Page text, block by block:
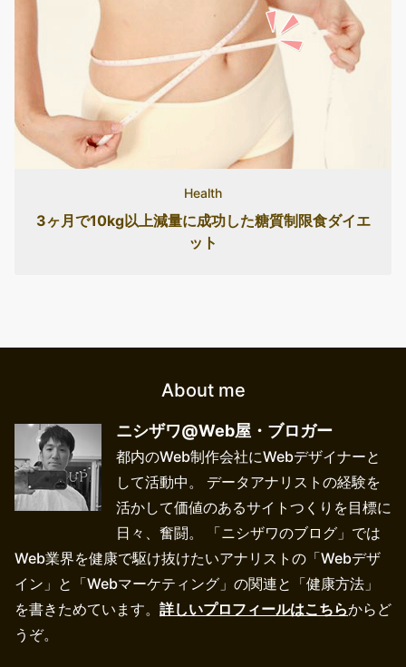
Health
3ヶ月で10kg以上減量に成功した糖質制限食ダイエ
ット
About me
ニシザワ@Web屋・ブロガー
都内のWeb制作会社にWebデザイナーと
して活動中。 データアナリストの経験を
活かして価値のあるサイトつくりを目標に
日々、奮闘。 「ニシザワのブログ」では
Web業界を健康で駆け抜けたいアナリストの「Webデザ
イン」と「Webマーケティング」の関連と「健康方法」
を書きためています。 詳しいプロフィールはこちらからど
うぞ。